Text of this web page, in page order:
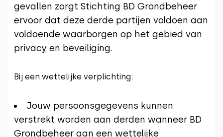
gevallen zorgt Stichting BD Grondbeheer
ervoor dat deze derde partijen voldoen aan
voldoende waarborgen op het gebied van
privacy en beveiliging.
Bij een wettelijke verplichting:
Jouw persoonsgegevens kunnen
verstrekt worden aan derden wanneer BD
Grondbeheer aan een wettelijke